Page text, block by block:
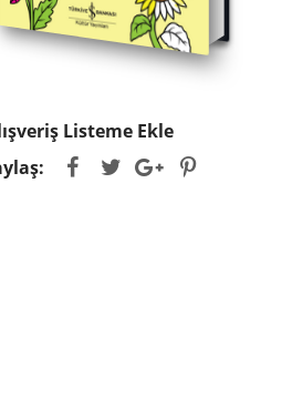
Listeme Ekle